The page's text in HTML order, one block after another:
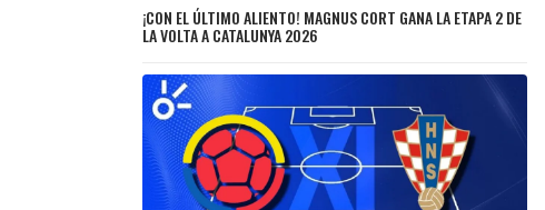
¡CON EL ÚLTIMO ALIENTO! MAGNUS CORT GANA LA ETAPA 2 DE
LA VOLTA A CATALUNYA 2026